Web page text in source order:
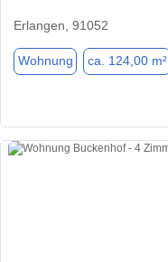
Erlangen, 91052
Wohnung ca. 124,00 m²